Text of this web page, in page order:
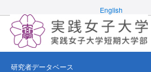
English
研究者データベース